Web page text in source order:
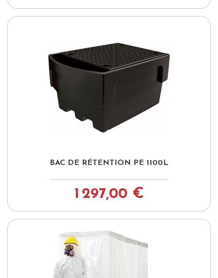
BAC DE RÉTENTION PE 1100L
1 297,00 €